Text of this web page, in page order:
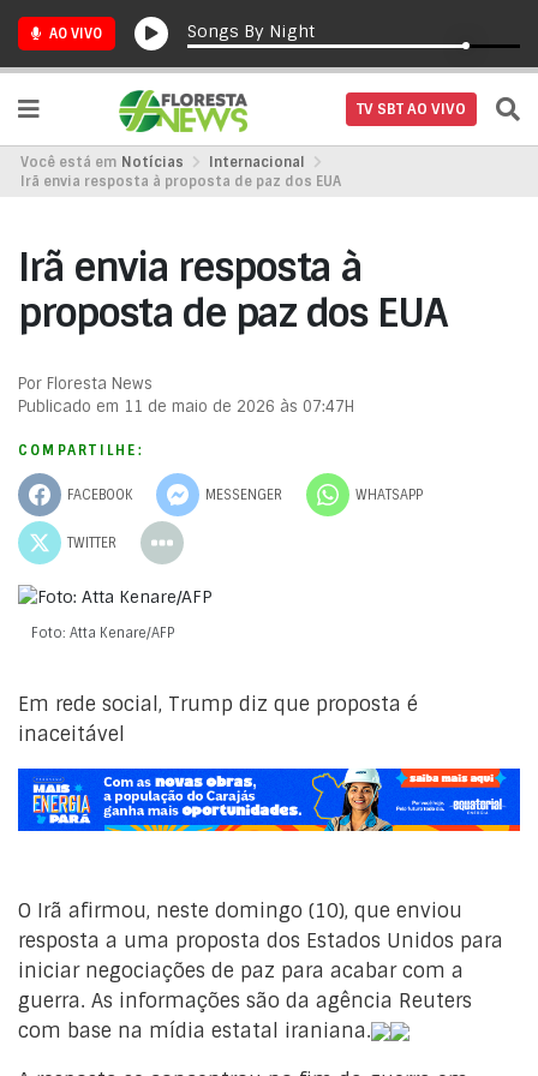
AO VIVO Songs By Night
TV SBT AO VIVO
Você está em Notícias
Internacional
Irã envia resposta à proposta de paz dos EUA
Irã envia resposta à
proposta de paz dos EUA
Por Floresta News
Publicado em 11 de maio de 2026 às 07:47H
COMPARTILHE:
FACEBOOK MESSENGER WHATSAPP
TWITTER
Foto: Atta Kenare/AFP
Em rede social, Trump diz que proposta é
inaceitável
O Irã afirmou, neste domingo (10), que enviou
resposta a uma proposta dos Estados Unidos para
iniciar negociações de paz para acabar com a
guerra. As informações são da agência Reuters
com base na mídia estatal iraniana.